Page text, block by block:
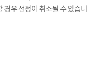
경우 선정이 취소될 수 있습니